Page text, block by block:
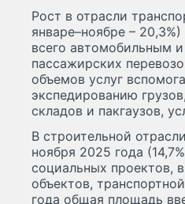
Рост в отрасли
январе–ноябре –
всего автомобильным
пассажирских
объемов услуг
экспедированию
складов и пакгаузов,
В строительной
ноября 2025 года
социальных проектов,
объектов,
года общая площадь